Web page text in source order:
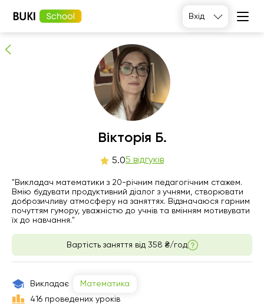
Вхід
Вікторія Б. людей рекомендують
Вікторія Б.
5.05 відгуків
"Викладач математики з 20-річним педагогічним стажем.
Вмію будувати продуктивний діалог з учнями, створювати
доброзичливу атмосферу на заняттях. Відзначаюся гарним
почуттям гумору, уважністю до учнів та вмінням мотивувати
їх до навчання."
Вартість заняття від 358 ₴/год
Викладає
Математика
416 проведених уроків
вт
ср
Немає
вільних
годин
12:00
Немає
вільних
14:00